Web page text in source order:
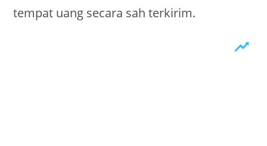
tempat uang secara sah terkirim.